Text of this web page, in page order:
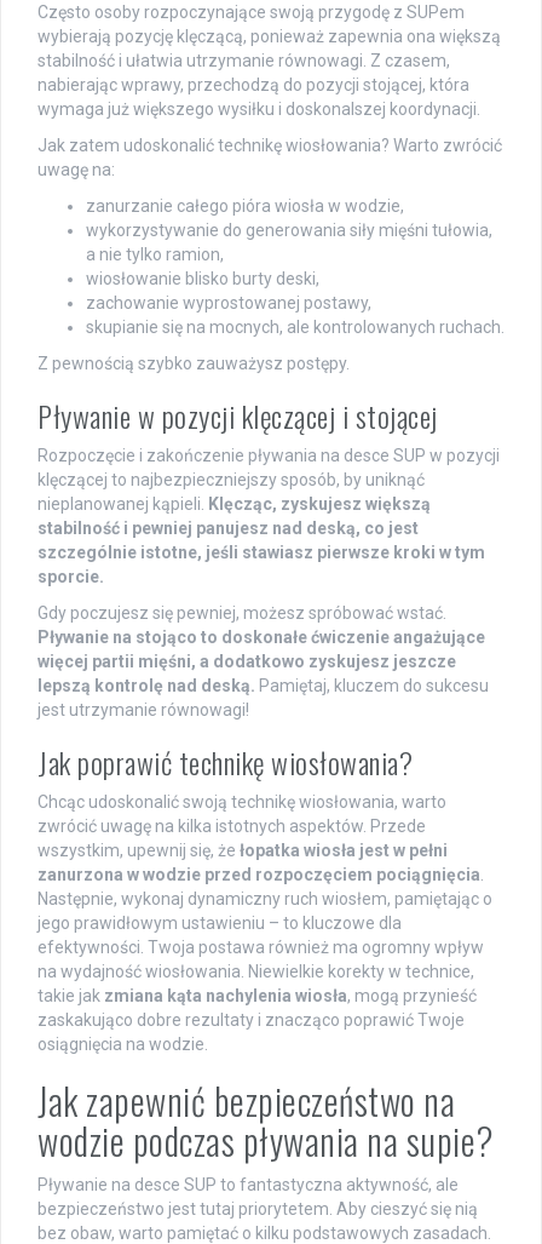
Często osoby rozpoczynające swoją przygodę z SUPem
wybierają pozycję klęczącą, ponieważ zapewnia ona większą
stabilność i ułatwia utrzymanie równowagi. Z czasem,
nabierając wprawy, przechodzą do pozycji stojącej, która
wymaga już większego wysiłku i doskonalszej koordynacji.
Jak zatem udoskonalić technikę wiosłowania? Warto zwrócić
uwagę na:
zanurzanie całego pióra wiosła w wodzie,
wykorzystywanie do generowania siły mięśni tułowia,
a nie tylko ramion,
wiosłowanie blisko burty deski,
zachowanie wyprostowanej postawy,
skupianie się na mocnych, ale kontrolowanych ruchach.
Z pewnością szybko zauważysz postępy.
Pływanie w pozycji klęczącej i stojącej
Rozpoczęcie i zakończenie pływania na desce SUP w pozycji
klęczącej to najbezpieczniejszy sposób, by uniknąć
nieplanowanej kąpieli.
Klęcząc, zyskujesz większą
stabilność i pewniej panujesz nad deską, co jest
szczególnie istotne, jeśli stawiasz pierwsze kroki w tym
sporcie.
Gdy poczujesz się pewniej, możesz spróbować wstać.
Pływanie na stojąco to doskonałe ćwiczenie angażujące
więcej partii mięśni, a dodatkowo zyskujesz jeszcze
lepszą kontrolę nad deską. Pamiętaj, kluczem do sukcesu
jest utrzymanie równowagi!
Jak poprawić technikę wiosłowania?
Chcąc udoskonalić swoją technikę wiosłowania, warto
zwrócić uwagę na kilka istotnych aspektów. Przede
wszystkim, upewnij się, że łopatka wiosła jest w pełni
zanurzona w wodzie przed rozpoczęciem pociągnięcia
Następnie, wykonaj dynamiczny ruch wiosłem, pamiętając o
jego prawidłowym ustawieniu – to kluczowe dla
efektywności. Twoja postawa również ma ogromny wpływ
na wydajność wiosłowania. Niewielkie korekty w technice,
takie jak zmiana kąta nachylenia wiosła, mogą przynieść
zaskakująco dobre rezultaty i znacząco poprawić Twoje
osiągnięcia na wodzie.
Jak zapewnić bezpieczeństwo na
wodzie podczas pływania na supie?
Pływanie na desce SUP to fantastyczna aktywność, ale
bezpieczeństwo jest tutaj priorytetem. Aby cieszyć się nią
bez obaw, warto pamiętać o kilku podstawowych zasadach.